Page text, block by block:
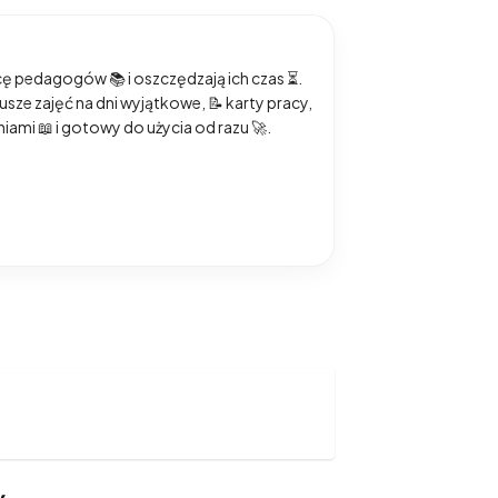
📚 i oszczędzają ich czas ⏳.
zajęć na dni wyjątkowe, 📝 karty pracy,
📖 i gotowy do użycia od razu 🚀.